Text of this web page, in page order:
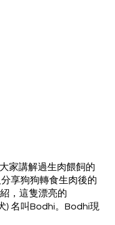
家講解過生肉餵飼的
享狗狗轉食生肉後的
，這隻漂亮的
) 名叫Bodhi。Bodhi現